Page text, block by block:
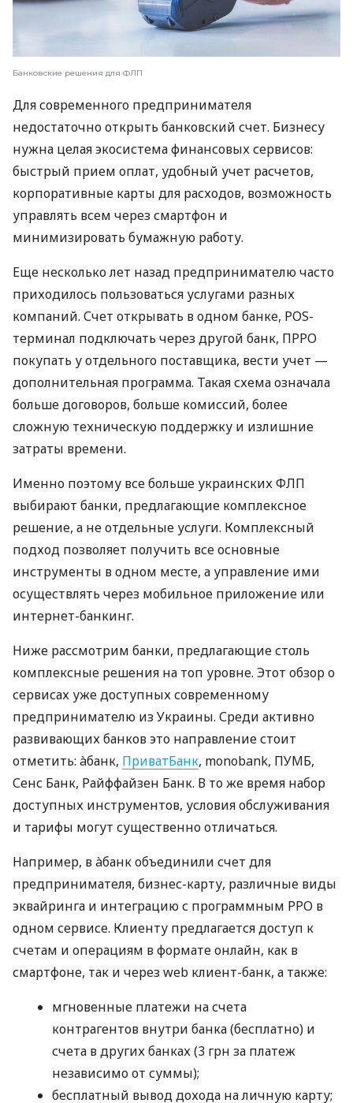
Банковские решения для ФЛП
Для современного предпринимателя
недостаточно открыть банковский счет. Бизнесу
нужна целая экосистема финансовых сервисов:
быстрый прием оплат, удобный учет расчетов,
корпоративные карты для расходов, возможность
управлять всем через смартфон и
минимизировать бумажную работу.
Еще несколько лет назад предпринимателю часто
приходилось пользоваться услугами разных
компаний. Счет открывать в одном банке, POS-
терминал подключать через другой банк, ПРРО
покупать у отдельного поставщика, вести учет —
дополнительная программа. Такая схема означала
больше договоров, больше комиссий, более
сложную техническую поддержку и излишние
затраты времени.
Именно поэтому все больше украинских ФЛП
выбирают банки, предлагающие комплексное
решение, а не отдельные услуги. Комплексный
подход позволяет получить все основные
инструменты в одном месте, а управление ими
осуществлять через мобильное приложение или
интернет-банкинг.
Ниже рассмотрим банки, предлагающие столь
комплексные решения на топ уровне. Этот обзор о
сервисах уже доступных современному
предпринимателю из Украины. Среди активно
развивающих банков это направление стоит
отметить: àбанк, ПриватБанк, monobank, ПУМБ,
Сенс Банк, Райффайзен Банк. В то же время набор
доступных инструментов, условия обслуживания
и тарифы могут существенно отличаться.
Например, в àбанк объединили счет для
предпринимателя, бизнес-карту, различные виды
эквайринга и интеграцию с программным РРО в
одном сервисе. Клиенту предлагается доступ к
счетам и операциям в формате онлайн, как в
смартфоне, так и через web клиент-банк, а также:
мгновенные платежи на счета
контрагентов внутри банка (бесплатно) и
счета в других банках (3 грн за платеж
независимо от суммы);
бесплатный вывод дохода на личную карту;